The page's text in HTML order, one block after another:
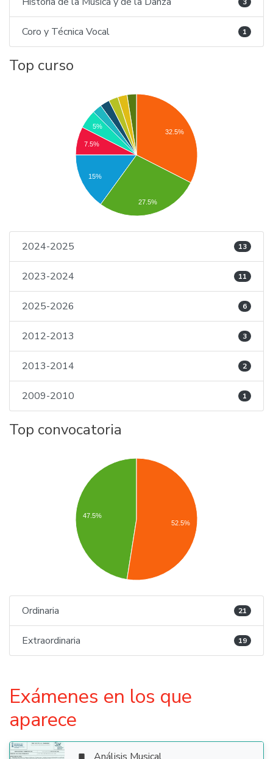
Coro y Técnica Vocal 1
Top curso
32.5%
5%
7.5%
15%
27.5%
2024-2025 13
2023-2024 11
2025-2026 6
2012-2013 3
2013-2014 2
2009-2010 1
Top convocatoria
47.5%
52.5%
Ordinaria 21
Extraordinaria 19
Exámenes en los que
aparece